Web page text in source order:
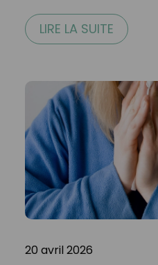
LIRE LA SUITE
20 avril 2026